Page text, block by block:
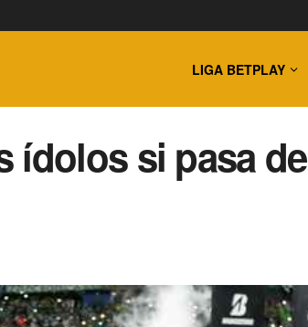
LIGA BETPLAY
ídolos si pasa de